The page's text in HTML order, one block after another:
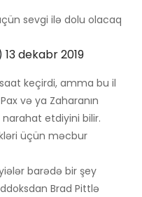
sevgi ilə dolu olacaq
13 dekabr 2019
keçirdi, amma bu il
və ya Zaharanın
narahat etdiyini bilir.
üçün məcbur
barədə bir şey
Brad Pittlə